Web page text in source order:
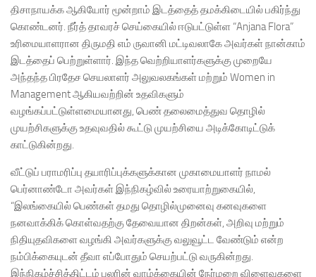
திசாநாயக்க ஆகியோர் மூன்றாம் இடத்தைத் தமக்கிடையில் பகிர்ந்து
கொண்டனர். நீர்த் தாவரச் செய்கையில் ஈடுபட்டுள்ள “Anjana Flora”
உரிமையாளரான திருமதி எம் ருவானி மட்டிவலாகே அவர்கள் நான்காம்
இடத்தைப் பெற்றுள்ளார். இந்த வெற்றியாளர்களுக்கு முறையே
அந்தந்த பிரதேச செயலாளர் அலுவலகங்கள் மற்றும் Women in
Management ஆகியவற்றின் உதவிகளும்
வழங்கப்பட்டுள்ளமையானது, பெண் தலைமைத்துவ தொழில்
முயற்சிகளுக்கு உதவுவதில் கூட்டு முயற்சியை அடிக்கோடிட்டுக்
காட்டுகின்றது.
வீட்டுப் பராமரிப்பு தயாரிப்புக்களுக்கான முகாமையாளர் நாமல்
பெர்னாண்டோ அவர்கள் இந்நிகழ்வில் உரையாற்றுகையில்,
“இலங்கையில் பெண்கள் தமது தொழில்முனைவு கனவுகளை
நனவாக்கிக் கொள்வதற்கு தேவையான திறன்கள், அறிவு மற்றும்
நிதியுதவிகளை வழங்கி அவர்களுக்கு வலுவூட்ட வேண்டும் என்ற
நம்பிக்கையுடன் தீவா எப்போதும் செயற்பட்டு வருகின்றது.
இந்நிகழ்ச்சித்திட்டம் பலரின் வாழ்க்கையின் நேர்மறை விளைவுகளை